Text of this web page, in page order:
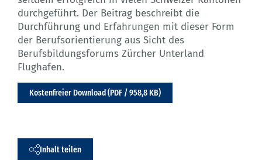
durchgeführt. Der Beitrag beschreibt die
Durchführung und Erfahrungen mit dieser Form
der Berufsorientierung aus Sicht des
Berufsbildungsforums Zürcher Unterland
Flughafen.
Kostenfreier Download (PDF / 958,8 KB)
Inhalt teilen